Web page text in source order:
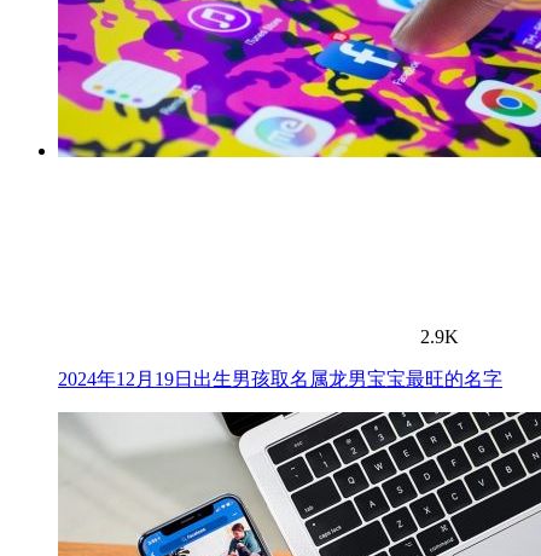
2.9K
2024年12月19日出生男孩取名属龙男宝宝最旺的名字